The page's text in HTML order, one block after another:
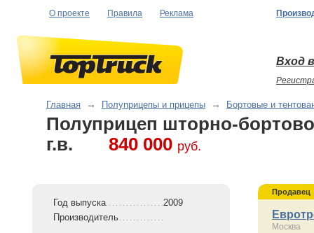
О проекте Правила Реклама
Вход
Главная → Полуприцепы и прицепы → Бортовые и
Полуприцеп шторно-
г.в.
840 000 руб.
Год выпуска
2009
Производитель
Продавец
Москва